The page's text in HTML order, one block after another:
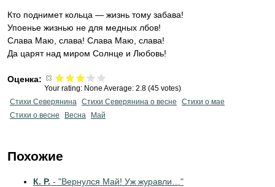
Кто поднимет кольца — жизнь тому забава!
Упоенье жизнью не для медных лбов!
Слава Маю, слава! Слава Маю, слава!
Да царят над миром Солнце и Любовь!
Оценка:
Your rating: None Average: 2.8 (45 votes)
Стихи Северянина Стихи Северянина о весне
Стихи о мае
Стихи о весне
Весна Май
Похожие
К. Р. - "Вернулся Май! Уж журавли…"